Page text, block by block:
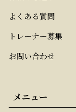
よくある質問
トレーナー募集
お問い合わせ
メニュー